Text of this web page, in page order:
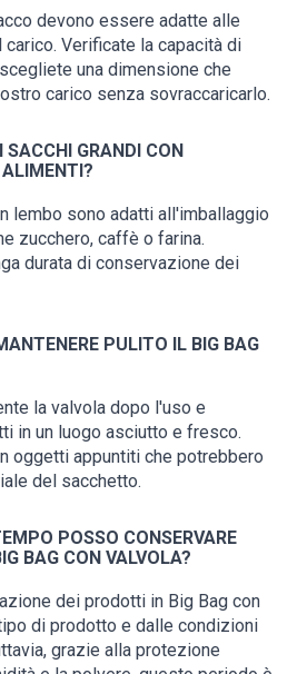
devono essere adatte alle
Verificate la capacità di
una dimensione che
carico senza sovraccaricarlo.
SACCHI GRANDI CON
lembo sono adatti all'imballaggio
zucchero, caffè o farina.
durata di conservazione dei
PULITO IL BIG BAG
la valvola dopo l'uso e
in un luogo asciutto e fresco.
oggetti appuntiti che potrebbero
del sacchetto.
POSSO CONSERVARE
BAG CON VALVOLA?
dei prodotti in Big Bag con
di prodotto e dalle condizioni
grazie alla protezione